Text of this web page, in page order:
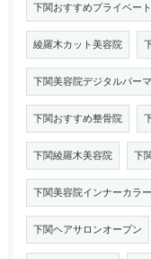
下関おすすめプライベー
綾羅木カット美容院
下関美容院デジタルパーマ
下関おすすめ整骨院
下関綾羅木美容院 下
下関美容院インナーカラー
下関ヘアサロンオープン